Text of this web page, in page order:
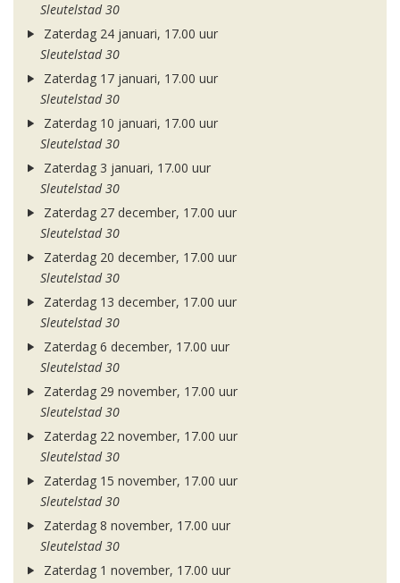
Sleutelstad 30
Zaterdag 24 januari, 17.00 uur
Sleutelstad 30
Zaterdag 17 januari, 17.00 uur
Sleutelstad 30
Zaterdag 10 januari, 17.00 uur
Sleutelstad 30
Zaterdag 3 januari, 17.00 uur
Sleutelstad 30
Zaterdag 27 december, 17.00 uur
Sleutelstad 30
Zaterdag 20 december, 17.00 uur
Sleutelstad 30
Zaterdag 13 december, 17.00 uur
Sleutelstad 30
Zaterdag 6 december, 17.00 uur
Sleutelstad 30
Zaterdag 29 november, 17.00 uur
Sleutelstad 30
Zaterdag 22 november, 17.00 uur
Sleutelstad 30
Zaterdag 15 november, 17.00 uur
Sleutelstad 30
Zaterdag 8 november, 17.00 uur
Sleutelstad 30
Zaterdag 1 november, 17.00 uur